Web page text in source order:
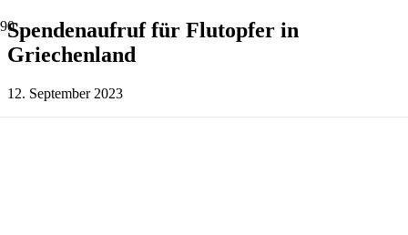
Spendenaufruf für Flutopfer in
Griechenland
12. September 2023